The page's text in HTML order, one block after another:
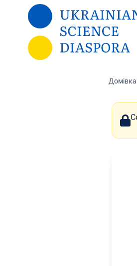
Перейти до основного вмісту
Домівка